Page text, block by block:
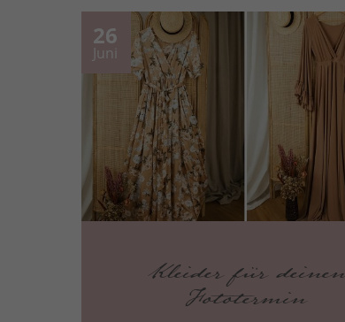
26
Juni
Kleider für deinen
Fototermin